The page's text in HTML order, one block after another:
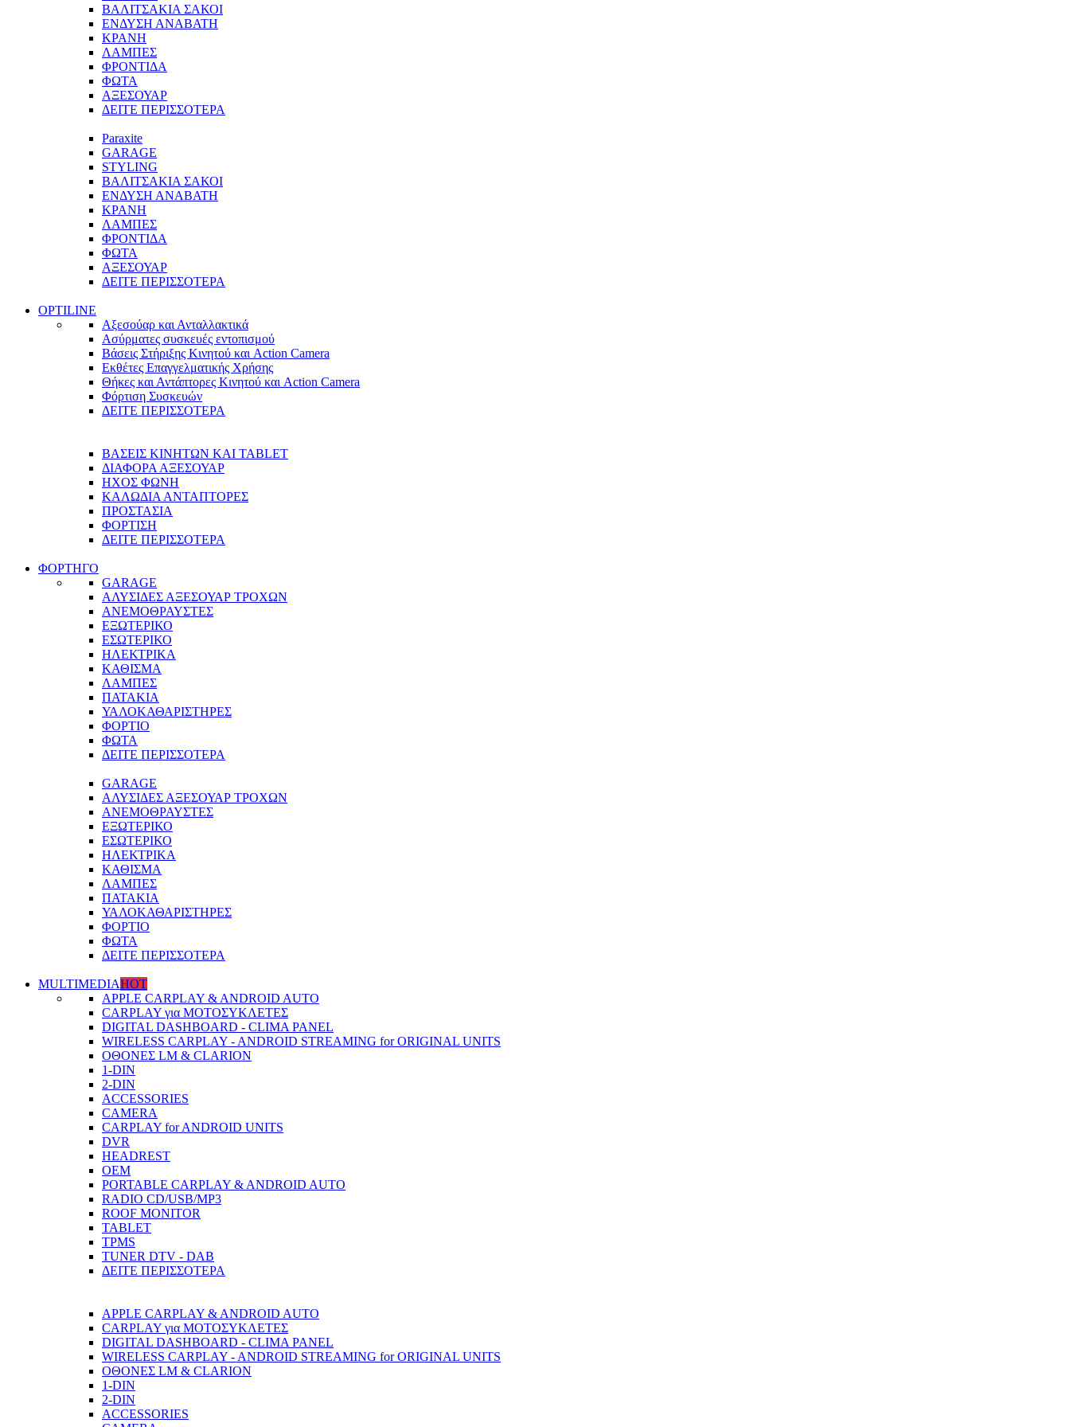
ΒΑΛΙΤΣΑΚΙΑ ΣΑΚΟΙ
ΕΝΔΥΣΗ ΑΝΑΒΑΤΗ
ΚΡΑΝΗ
ΛΑΜΠΕΣ
ΦΡΟΝΤΙΔΑ
ΦΩΤΑ
ΑΞΕΣΟΥΑΡ
ΔΕΙΤΕ ΠΕΡΙΣΣΟΤΕΡΑ
Paraxite
GARAGE
STYLING
ΒΑΛΙΤΣΑΚΙΑ ΣΑΚΟΙ
ΕΝΔΥΣΗ ΑΝΑΒΑΤΗ
ΚΡΑΝΗ
ΛΑΜΠΕΣ
ΦΡΟΝΤΙΔΑ
ΦΩΤΑ
ΑΞΕΣΟΥΑΡ
ΔΕΙΤΕ ΠΕΡΙΣΣΟΤΕΡΑ
OPTILINE
Αξεσούαρ και Ανταλλακτικά
Ασύρματες συσκευές εντοπισμού
Βάσεις Στήριξης Κινητού και Action Camera
Εκθέτες Επαγγελματικής Χρήσης
Θήκες και Αντάπτορες Κινητού και Action Camera
Φόρτιση Συσκευών
ΔΕΙΤΕ ΠΕΡΙΣΣΟΤΕΡΑ
ΒΑΣΕΙΣ ΚΙΝΗΤΩΝ ΚΑΙ TABLET
ΔΙΑΦΟΡΑ ΑΞΕΣΟΥΑΡ
ΗΧΟΣ ΦΩΝΗ
ΚΑΛΩΔΙΑ ΑΝΤΑΠΤΟΡΕΣ
ΠΡΟΣΤΑΣΙΑ
ΦΟΡΤΙΣΗ
ΔΕΙΤΕ ΠΕΡΙΣΣΟΤΕΡΑ
ΦΟΡΤΗΓΟ
GARAGE
ΑΛΥΣΙΔΕΣ ΑΞΕΣΟΥΑΡ ΤΡΟΧΩΝ
ΑΝΕΜΟΘΡΑΥΣΤΕΣ
ΕΞΩΤΕΡΙΚΟ
ΕΣΩΤΕΡΙΚΟ
ΗΛΕΚΤΡΙΚΑ
ΚΑΘΙΣΜΑ
ΛΑΜΠΕΣ
ΠΑΤΑΚΙΑ
ΥΑΛΟΚΑΘΑΡΙΣΤΗΡΕΣ
ΦΟΡΤΙΟ
ΦΩΤΑ
ΔΕΙΤΕ ΠΕΡΙΣΣΟΤΕΡΑ
GARAGE
ΑΛΥΣΙΔΕΣ ΑΞΕΣΟΥΑΡ ΤΡΟΧΩΝ
ΑΝΕΜΟΘΡΑΥΣΤΕΣ
ΕΞΩΤΕΡΙΚΟ
ΕΣΩΤΕΡΙΚΟ
ΗΛΕΚΤΡΙΚΑ
ΚΑΘΙΣΜΑ
ΛΑΜΠΕΣ
ΠΑΤΑΚΙΑ
ΥΑΛΟΚΑΘΑΡΙΣΤΗΡΕΣ
ΦΟΡΤΙΟ
ΦΩΤΑ
ΔΕΙΤΕ ΠΕΡΙΣΣΟΤΕΡΑ
MULTIMEDIAHOT
APPLE CARPLAY & ANDROID AUTO
CARPLAY για ΜΟΤΟΣΥΚΛΕΤΕΣ
DIGITAL DASHBOARD - CLIMA PANEL
WIRELESS CARPLAY - ANDROID STREAMING for ORIGINAL UNITS
ΟΘΟΝΕΣ LM & CLARION
1-DIN
2-DIN
ACCESSORIES
CAMERA
CARPLAY for ANDROID UNITS
DVR
HEADREST
OEM
PORTABLE CARPLAY & ANDROID AUTO
RADIO CD/USB/MP3
ROOF MONITOR
TABLET
TPMS
TUNER DTV - DAB
ΔΕΙΤΕ ΠΕΡΙΣΣΟΤΕΡΑ
APPLE CARPLAY & ANDROID AUTO
CARPLAY για ΜΟΤΟΣΥΚΛΕΤΕΣ
DIGITAL DASHBOARD - CLIMA PANEL
WIRELESS CARPLAY - ANDROID STREAMING for ORIGINAL UNITS
ΟΘΟΝΕΣ LM & CLARION
1-DIN
2-DIN
ACCESSORIES